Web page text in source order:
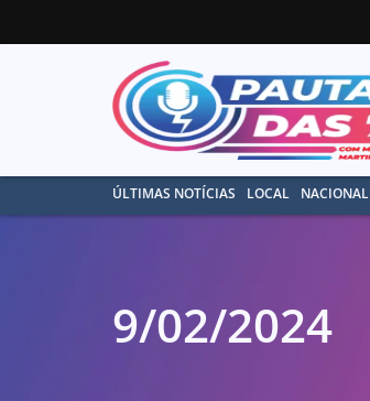
ÚLTIMAS NOTÍCIAS LOCAL NACIONAL
9/02/2024